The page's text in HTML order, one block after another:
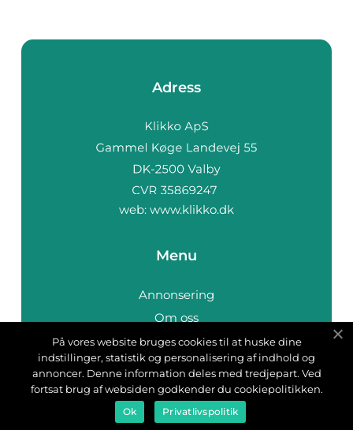
Adress
web: www.klikko.dk
Menu
Annonsering
Om oss
Cookies
Kontakta oss
Sitemap
På vores website bruges cookies til at huske dine
indstillinger, statistik og personalisering af indhold og
annoncer. Denne information deles med tredjepart. Ved
fortsat brug af websiden godkender du cookiepolitikken.
Ok Privatlivspolitik